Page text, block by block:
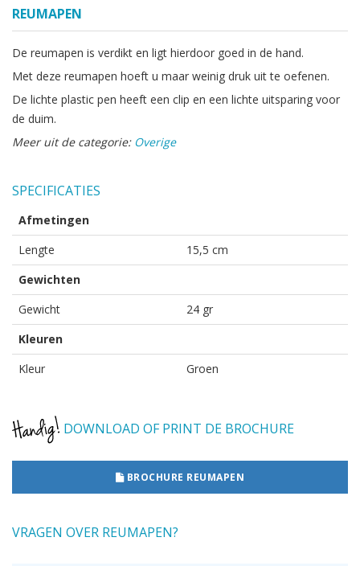
REUMAPEN
De reumapen is verdikt en ligt hierdoor goed in de hand.
Met deze reumapen hoeft u maar weinig druk uit te oefenen.
De lichte plastic pen heeft een clip en een lichte uitsparing voor
de duim.
Meer uit de categorie: Overige
SPECIFICATIES
Afmetingen
Lengte
15,5 cm
Gewichten
Gewicht
24 gr
Kleuren
Kleur
Groen
DOWNLOAD OF PRINT DE BROCHURE
BROCHURE REUMAPEN
VRAGEN OVER REUMAPEN?